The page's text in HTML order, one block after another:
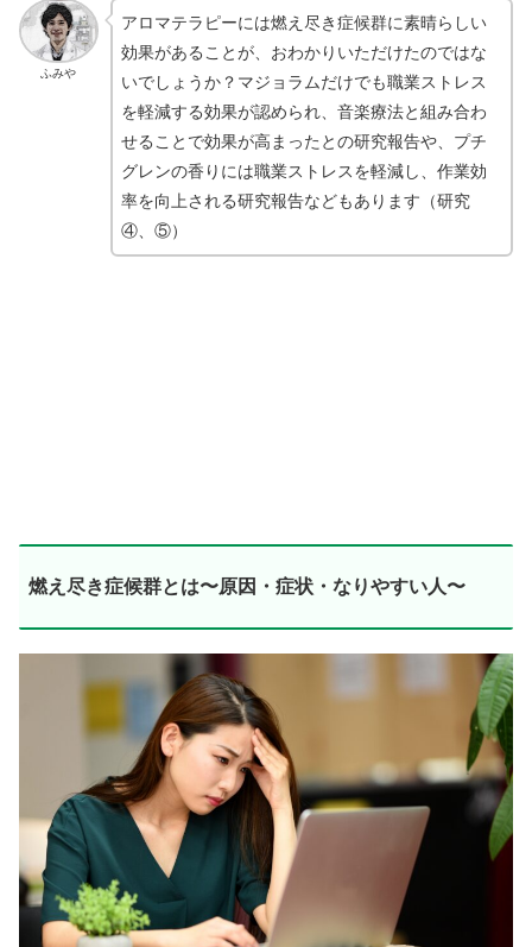
ふみや
アロマテラピーには燃え尽き症候群に素晴らしい
効果があることが、おわかりいただけたのではな
いでしょうか？マジョラムだけでも職業ストレス
を軽減する効果が認められ、音楽療法と組み合わ
せることで効果が高まったとの研究報告や、プチ
グレンの香りには職業ストレスを軽減し、作業効
率を向上される研究報告などもあります（研究
④、⑤）
燃え尽き症候群とは〜原因・症状・なりやすい人〜